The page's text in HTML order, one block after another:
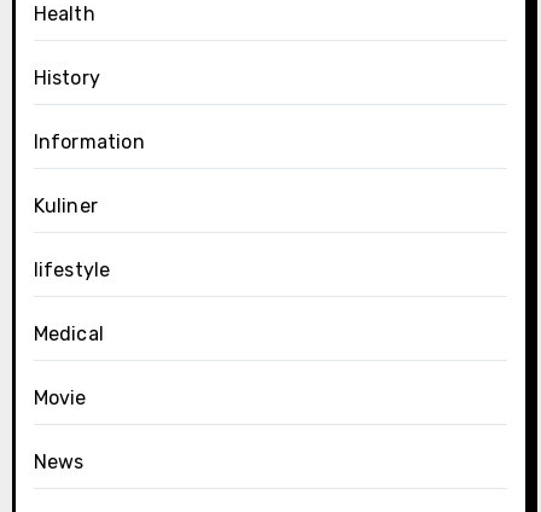
Health
History
Information
Kuliner
lifestyle
Medical
Movie
News